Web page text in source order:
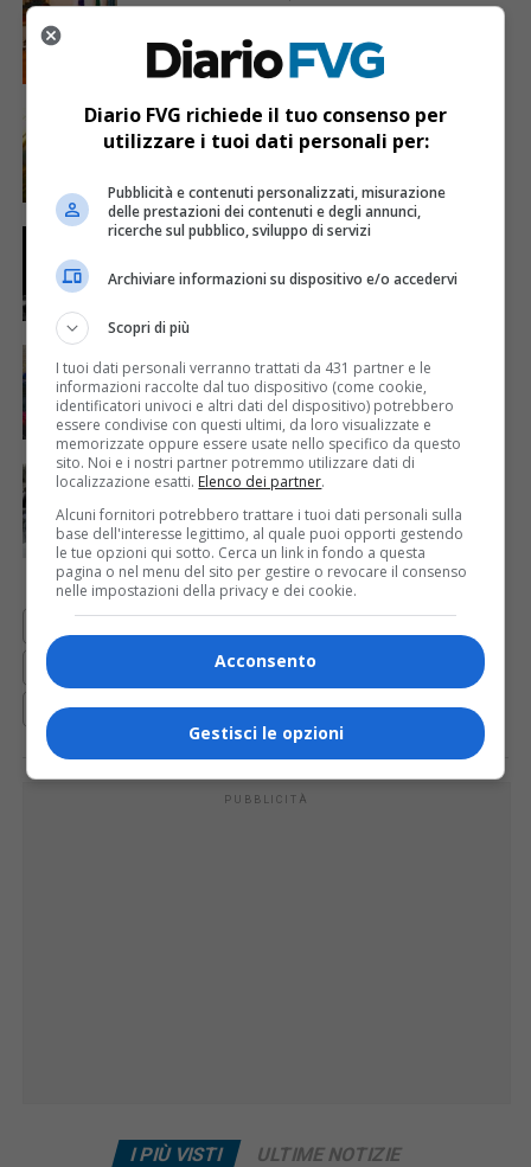
Coronavirus: 599 casi positivi, più 137 nelle
ultime 24 ore
CRONACA & ATTUALITÀ 6 anni fa
“Tiere dai Paris”: un viaggio alla scoperta
della natura friulana
EVENTI & CULTURA 6 anni fa
line
Fuori casa senza motivo: denunciate 86
persone
ECONOMIA & LAVORO 6 anni fa
«Negozi aperti al massimo 10 ore al giorno
e chiusi la domenica». L’appello dei
sindacati
610 613 614
617 PROSSIMA › ULTIMA »
PUBBLICITÀ
I PIÙ VISTI ULTIME NOTIZIE
Diario FVG richiede il tuo consenso per
utilizzare i tuoi dati personali per:
Pubblicità e contenuti personalizzati, misurazione
delle prestazioni dei contenuti e degli annunci,
ricerche sul pubblico, sviluppo di servizi
Archiviare informazioni su dispositivo e/o accedervi
Scopri di più
I tuoi dati personali verranno trattati da 431 partner e le
informazioni raccolte dal tuo dispositivo (come cookie,
identificatori univoci e altri dati del dispositivo) potrebbero
essere condivise con questi ultimi, da loro visualizzate e
memorizzate oppure essere usate nello specifico da questo
sito. Noi e i nostri partner potremmo utilizzare dati di
localizzazione esatti. Elenco dei partner.
Alcuni fornitori potrebbero trattare i tuoi dati personali sulla
base dell'interesse legittimo, al quale puoi opporti gestendo
le tue opzioni qui sotto. Cerca un link in fondo a questa
pagina o nel menu del sito per gestire o revocare il consenso
nelle impostazioni della privacy e dei cookie.
Acconsento
Gestisci le opzioni